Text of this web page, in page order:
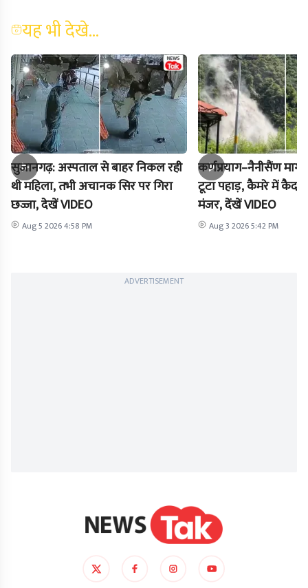
यह भी देखे...
सुजानगढ़: अस्पताल से बाहर निकल रही
थी महिला, तभी अचानक सिर पर गिरा
छज्जा, देखें VIDEO
Aug 5 2026 4:58 PM
कर्णप्रयाग–नैनीसैंण
टूटा पहाड़, कैमरे में कैद
मंजर, देंखें VIDEO
Aug 3 2026 5:42 PM
ADVERTISEMENT